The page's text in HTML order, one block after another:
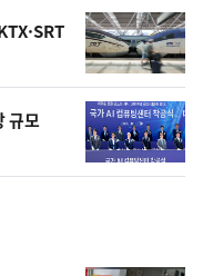
규모